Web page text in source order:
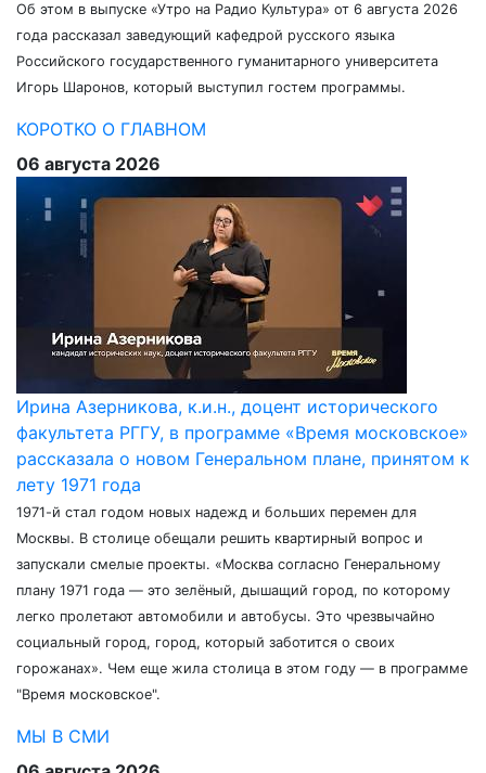
Об этом в выпуске «Утро на Радио Культура» от 6 августа 2026
года рассказал заведующий кафедрой русского языка
Российского государственного гуманитарного университета
Игорь Шаронов, который выступил гостем программы.
КОРОТКО О ГЛАВНОМ
06 августа 2026
Ирина Азерникова, к.и.н., доцент исторического
факультета РГГУ, в программе «Время московское»
рассказала о новом Генеральном плане, принятом к
лету 1971 года
1971-й стал годом новых надежд и больших перемен для
Москвы. В столице обещали решить квартирный вопрос и
запускали смелые проекты. «Москва согласно Генеральному
плану 1971 года — это зелёный, дышащий город, по которому
легко пролетают автомобили и автобусы. Это чрезвычайно
социальный город, город, который заботится о своих
горожанах». Чем еще жила столица в этом году — в программе
"Время московское".
МЫ В СМИ